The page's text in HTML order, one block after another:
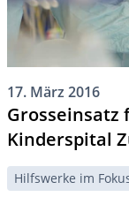
17. März 2016
Grosseinsatz
Kinderspital
Hilfswerke im